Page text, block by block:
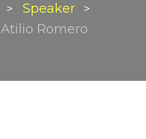
> Speaker >
Atilio Romero